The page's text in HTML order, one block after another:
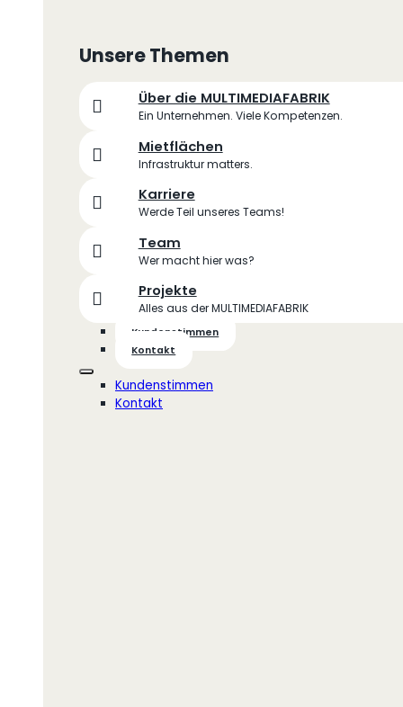
Unsere Themen
Über die MULTIMEDIAFABRIK
Ein Unternehmen. Viele Kompetenzen.
Mietflächen
Infrastruktur matters.
Karriere
Werde Teil unseres Teams!
Team
Wer macht hier was?
Projekte
Alles aus der MULTIMEDIAFABRIK
Kundenstimmen
Kontakt
Kundenstimmen
Kontakt